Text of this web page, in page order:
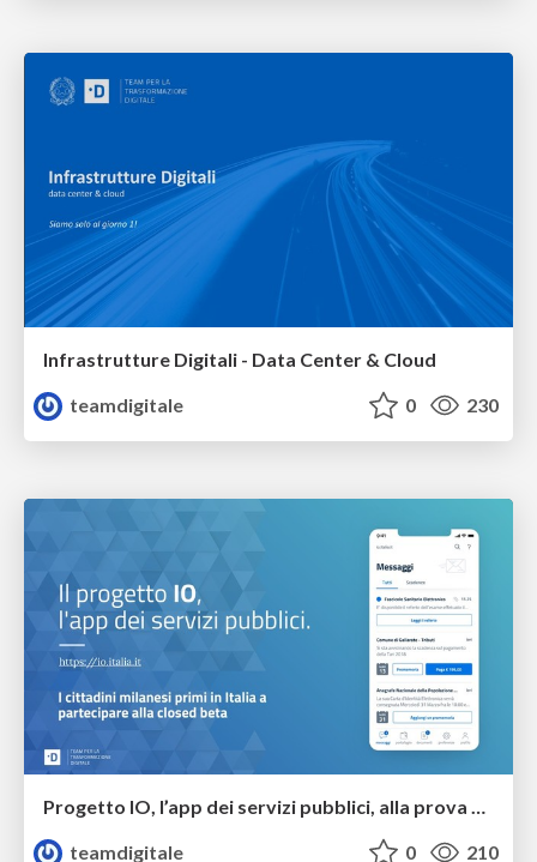
Infrastrutture Digitali - Data Center & Cloud
teamdigitale
0 230
Progetto IO, l’app dei servizi pubblici, alla prova dei milanesi
teamdigitale
0 210